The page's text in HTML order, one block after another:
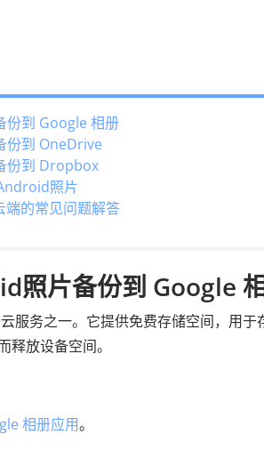
份到 Google 相册
份到 OneDrive
份到 Dropbox
照片
的常见问题解答
照片备份到 Google
服务之一。它提供免费存储空间，用于
放设备空间。
相册应用。